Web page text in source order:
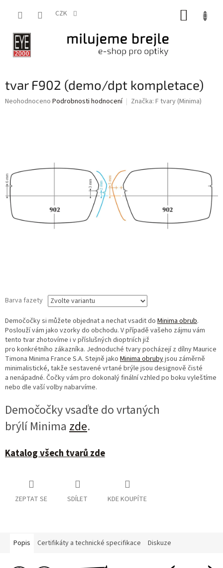
CZK
tvar F902 (demo/dpt kompletace)
Průměrné
hvězdiček.
Neohodnoceno Podrobnosti hodnocení Značka: F tvary (Minima)
Barva fazety
Demočočky si můžete objednat a nechat vsadit do Minima obrub.
Poslouží vám jako vzorky do obchodu. V případě vašeho zájmu vám
tento tvar zhotovíme i v příslušných dioptriích již
pro konkrétního zákazníka. Jednoduché tvary pocházejí z dílny Maurice
Timona Minima France S.A. Stejně jako Minima obrubyjsou záměrně
minimalistické, takže sestavené vrtané brýle jsou designově čisté
a nenápadné. Čočky vám pro dokonalý finální vzhled po boku vyleštíme
nebo dle vaší volby nabarvíme.
Demočočky vsaďte do vrtaných
brýlí Minima zde.
Katalog všech tvarů zde
ZEPTAT SE SDÍLET KDE KOUPÍTE
Popis Certifikáty a technické specifikace Diskuze